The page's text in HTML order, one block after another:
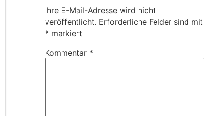
Ihre E-Mail-Adresse wird nicht
veröffentlicht. Erforderliche Felder sind mit
* markiert
Kommentar *